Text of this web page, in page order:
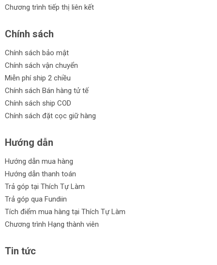
Chương trình tiếp thị liên kết
Chính sách
Chính sách bảo mật
Chính sách vận chuyển
Miễn phí ship 2 chiều
Chính sách Bán hàng tử tế
Chính sách ship COD
Chính sách đặt cọc giữ hàng
Hướng dẫn
Hướng dẫn mua hàng
Hướng dẫn thanh toán
Trả góp tại Thích Tự Làm
Trả góp qua Fundiin
Tích điểm mua hàng tại Thích Tự Làm
Chương trình Hạng thành viên
Tin tức